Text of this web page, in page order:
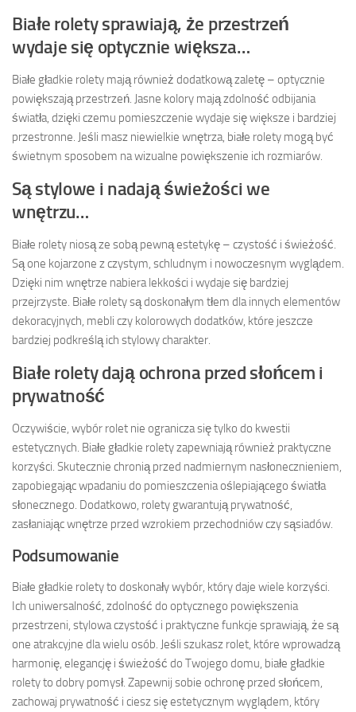
Białe rolety sprawiają, że przestrzeń
wydaje się optycznie większa…
Białe gładkie rolety mają również dodatkową zaletę – optycznie
powiększają przestrzeń. Jasne kolory mają zdolność odbijania
światła, dzięki czemu pomieszczenie wydaje się większe i bardziej
przestronne. Jeśli masz niewielkie wnętrza, białe rolety mogą być
świetnym sposobem na wizualne powiększenie ich rozmiarów.
Są stylowe i nadają świeżości we
wnętrzu…
Białe rolety niosą ze sobą pewną estetykę – czystość i świeżość.
Są one kojarzone z czystym, schludnym i nowoczesnym wyglądem.
Dzięki nim wnętrze nabiera lekkości i wydaje się bardziej
przejrzyste. Białe rolety są doskonałym tłem dla innych elementów
dekoracyjnych, mebli czy kolorowych dodatków, które jeszcze
bardziej podkreślą ich stylowy charakter.
Białe rolety dają ochrona przed słońcem i
prywatność
Oczywiście, wybór rolet nie ogranicza się tylko do kwestii
estetycznych. Białe gładkie rolety zapewniają również praktyczne
korzyści. Skutecznie chronią przed nadmiernym nasłonecznieniem,
zapobiegając wpadaniu do pomieszczenia oślepiającego światła
słonecznego. Dodatkowo, rolety gwarantują prywatność,
zasłaniając wnętrze przed wzrokiem przechodniów czy sąsiadów.
Podsumowanie
Białe gładkie rolety to doskonały wybór, który daje wiele korzyści.
Ich uniwersalność, zdolność do optycznego powiększenia
przestrzeni, stylowa czystość i praktyczne funkcje sprawiają, że są
one atrakcyjne dla wielu osób. Jeśli szukasz rolet, które wprowadzą
harmonię, elegancję i świeżość do Twojego domu, białe gładkie
rolety to dobry pomysł. Zapewnij sobie ochronę przed słońcem,
zachowaj prywatność i ciesz się estetycznym wyglądem, który